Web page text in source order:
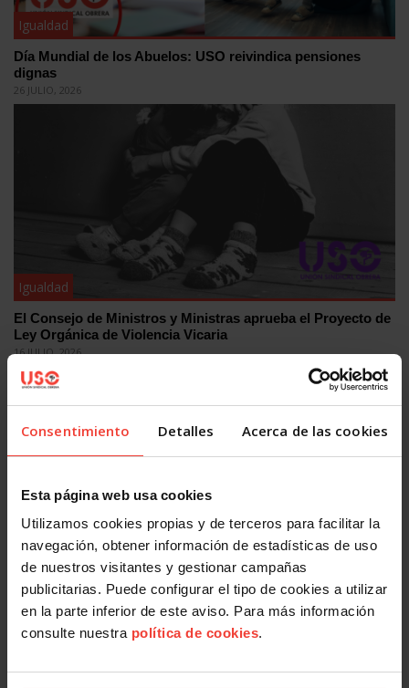
Consentimiento Detalles Acerca de las cookies
Esta página web usa cookies
Utilizamos cookies propias y de terceros para facilitar la
navegación, obtener información de estadísticas de uso
de nuestros visitantes y gestionar campañas
publicitarias. Puede configurar el tipo de cookies a utilizar
en la parte inferior de este aviso. Para más información
consulte nuestra política de cookies.
Igualdad
Día Mundial de los Abuelos: USO reivindica pensiones
dignas
26 JULIO, 2026
Igualdad
El Consejo de Ministros y Ministras aprueba el Proyecto de
Ley Orgánica de Violencia Vicaria
16 JULIO, 2026
Igualdad
Discriminación LGTBIQ+: el 77,8% del colectivo oculta su
identidad en el trabajo
26 JUNIO, 2026